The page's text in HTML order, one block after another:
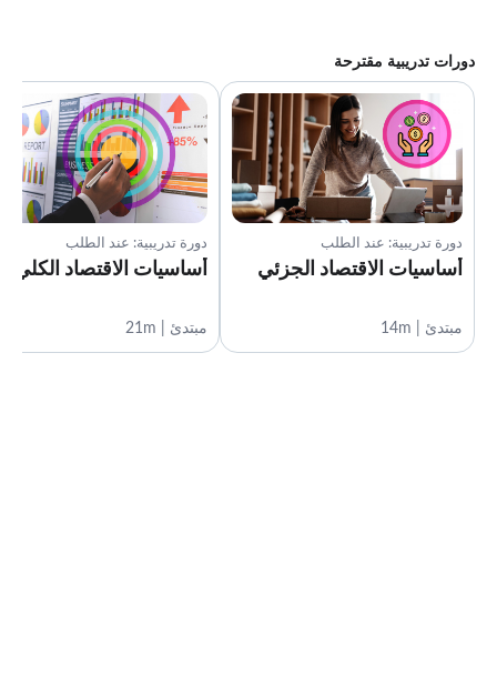
دورات تدريبية مقترحة
دورة تدريبية: عند الطلب
أساسيات الاقتصاد الجزئي
مبتدئ | 14m
دورة تدريبية: عند الطلب
أساسيات الاقتصاد الكلي
مبتدئ | 21m